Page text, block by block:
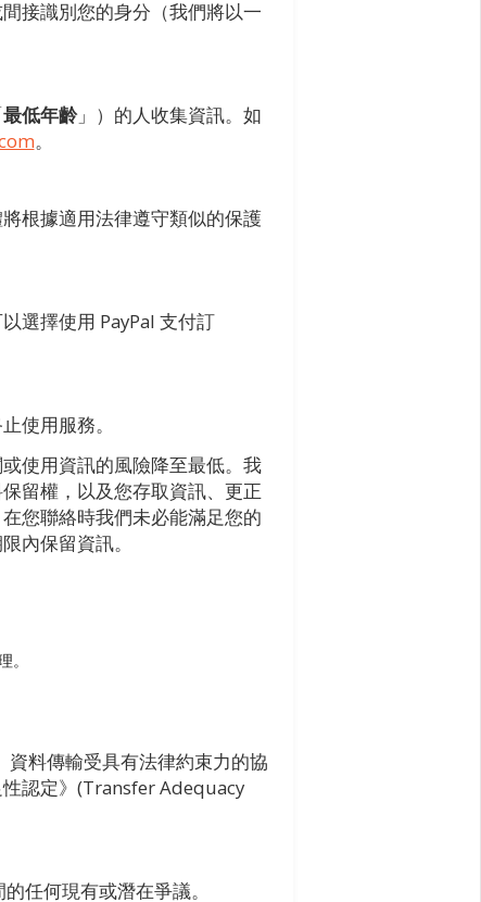
接識別您的身分（我們將以一
最低年齡」）的人收集資訊。如
。
根據適用法律遵守類似的保護
選擇使用 PayPal 支付訂
使用服務。
使用資訊的風險降至最低。我
留權，以及您存取資訊、更正
您聯絡時我們未必能滿足您的
內保留資訊。
。
料傳輸受具有法律約束力的協
認定》(Transfer Adequacy
任何現有或潛在爭議。